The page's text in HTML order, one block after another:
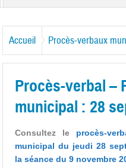
Accueil Procès-verbaux
Procès-verbal –
municipal : 28
Consultez le procès-
municipal du jeudi 28
la séance du 9 novembre